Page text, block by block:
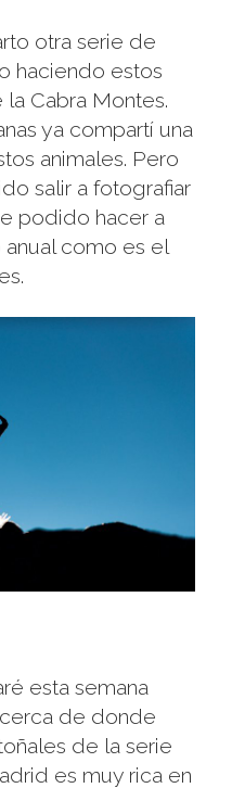
otra serie de
haciendo estos
Cabra Montes.
ya compartí una
animales. Pero
salir a fotografiar
podido hacer a
como es el
esta semana
de donde
de la serie
es muy rica en